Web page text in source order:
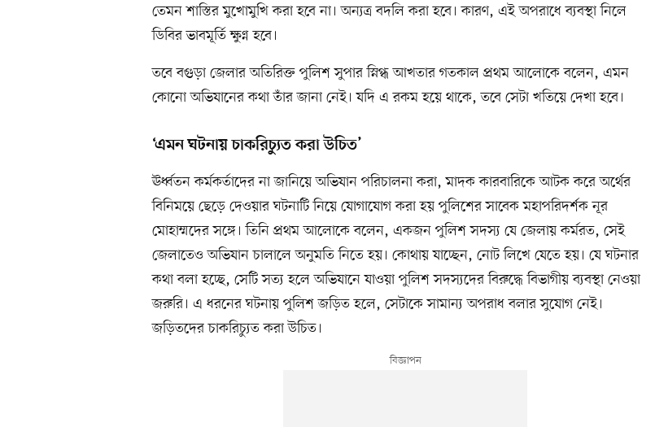
তেমন শাস্তির মুখোমুখি করা হবে না। অন্যত্র বদলি করা হবে। কারণ, এই অপরাধে ব্যবস্থা নিলে
ডিবির ভাবমূর্তি ক্ষুণ্ন হবে।
তবে বগুড়া জেলার অতিরিক্ত পুলিশ সুপার স্নিগ্ধ আখতার গতকাল প্রথম আলোকে বলেন, এমন
কোনো অভিযানের কথা তাঁর জানা নেই। যদি এ রকম হয়ে থাকে, তবে সেটা খতিয়ে দেখা হবে।
‘এমন ঘটনায় চাকরিচ্যুত করা উচিত’
ঊর্ধ্বতন কর্মকর্তাদের না জানিয়ে অভিযান পরিচালনা করা, মাদক কারবারিকে আটক করে অর্থের
বিনিময়ে ছেড়ে দেওয়ার ঘটনাটি নিয়ে যোগাযোগ করা হয় পুলিশের সাবেক মহাপরিদর্শক নূর
মোহাম্মদের সঙ্গে। তিনি প্রথম আলোকে বলেন, একজন পুলিশ সদস্য যে জেলায় কর্মরত, সেই
জেলাতেও অভিযান চালালে অনুমতি নিতে হয়। কোথায় যাচ্ছেন, নোট লিখে যেতে হয়। যে ঘটনার
কথা বলা হচ্ছে, সেটি সত্য হলে অভিযানে যাওয়া পুলিশ সদস্যদের বিরুদ্ধে বিভাগীয় ব্যবস্থা নেওয়া
জরুরি। এ ধরনের ঘটনায় পুলিশ জড়িত হলে, সেটাকে সামান্য অপরাধ বলার সুযোগ নেই।
জড়িতদের চাকরিচ্যুত করা উচিত।